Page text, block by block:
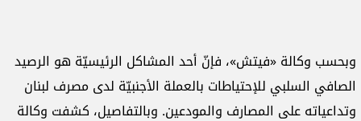
وبحسب وكالة «فيتش»، فإنّ أحد المشاكل الرئيسيّة هو الرصيد
الصافي السلبي للإحتياطات بالعملة الأجنبيّة لدى مصرف لبنان
وتداعياته على المصارف والمودعين. وبالتفاصيل، كشفت وكالة